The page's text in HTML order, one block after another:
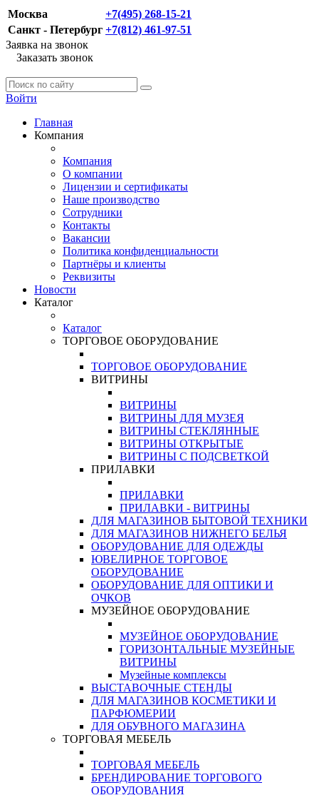
Москва
+7(495) 268-15-21
Санкт - Петербург +7(812) 461-97-51
Заявка на звонок
Заказать звонок
Войти
Главная
Компания
Компания
О компании
Лицензии и сертификаты
Наше производство
Сотрудники
Контакты
Вакансии
Политика конфиденциальности
Партнёры и клиенты
Реквизиты
Новости
Каталог
Каталог
ТОРГОВОЕ ОБОРУДОВАНИЕ
ТОРГОВОЕ ОБОРУДОВАНИЕ
ВИТРИНЫ
ВИТРИНЫ
ВИТРИНЫ ДЛЯ МУЗЕЯ
ВИТРИНЫ СТЕКЛЯННЫЕ
ВИТРИНЫ ОТКРЫТЫЕ
ВИТРИНЫ С ПОДСВЕТКОЙ
ПРИЛАВКИ
ПРИЛАВКИ
ПРИЛАВКИ - ВИТРИНЫ
ДЛЯ МАГАЗИНОВ БЫТОВОЙ ТЕХНИКИ
ДЛЯ МАГАЗИНОВ НИЖНЕГО БЕЛЬЯ
ОБОРУДОВАНИЕ ДЛЯ ОДЕЖДЫ
ЮВЕЛИРНОЕ ТОРГОВОЕ
ОБОРУДОВАНИЕ
ОБОРУДОВАНИЕ ДЛЯ ОПТИКИ И
ОЧКОВ
МУЗЕЙНОЕ ОБОРУДОВАНИЕ
МУЗЕЙНОЕ ОБОРУДОВАНИЕ
ГОРИЗОНТАЛЬНЫЕ МУЗЕЙНЫЕ
ВИТРИНЫ
Музейные комплексы
ВЫСТАВОЧНЫЕ СТЕНДЫ
ДЛЯ МАГАЗИНОВ КОСМЕТИКИ И
ПАРФЮМЕРИИ
ДЛЯ ОБУВНОГО МАГАЗИНА
ТОРГОВАЯ МЕБЕЛЬ
ТОРГОВАЯ МЕБЕЛЬ
БРЕНДИРОВАНИЕ ТОРГОВОГО
ОБОРУДОВАНИЯ